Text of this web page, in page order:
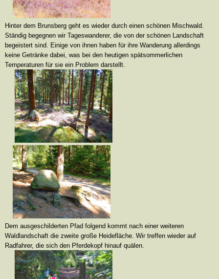
Hinter dem Brunsberg geht es wieder durch einen schönen Mischwald.
Ständig begegnen wir Tageswanderer, die von der schönen Landschaft
begeistert sind. Einige von ihnen haben für ihre Wanderung allerdings
keine Getränke dabei, was bei den heutigen spätsommerlichen
Temperaturen für sie ein Problem darstellt.
Dem ausgeschilderten Pfad folgend kommt nach einer weiteren
Waldlandschaft die zweite große Heidefläche. Wir treffen wieder auf
Radfahrer, die sich den Pferdekopf hinauf quälen.